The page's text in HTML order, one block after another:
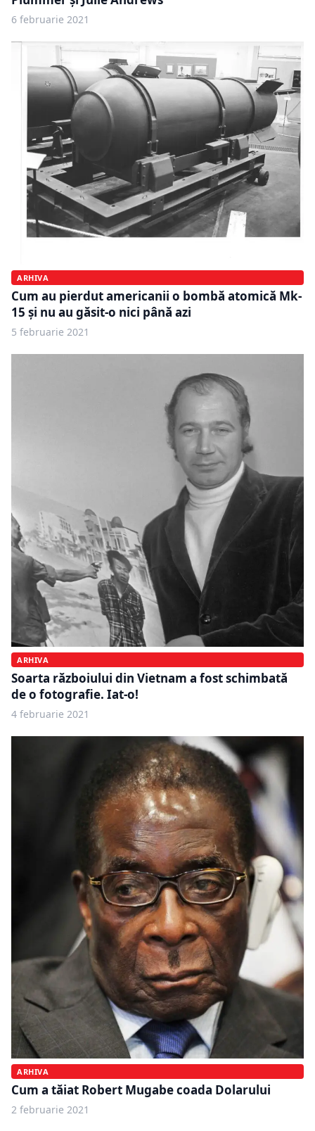
6 februarie 2021
ARHIVA
Cum au pierdut americanii o bombă atomică Mk-
15 și nu au găsit-o nici până azi
5 februarie 2021
ARHIVA
Soarta războiului din Vietnam a fost schimbată
de o fotografie. Iat-o!
4 februarie 2021
ARHIVA
Cum a tăiat Robert Mugabe coada Dolarului
2 februarie 2021